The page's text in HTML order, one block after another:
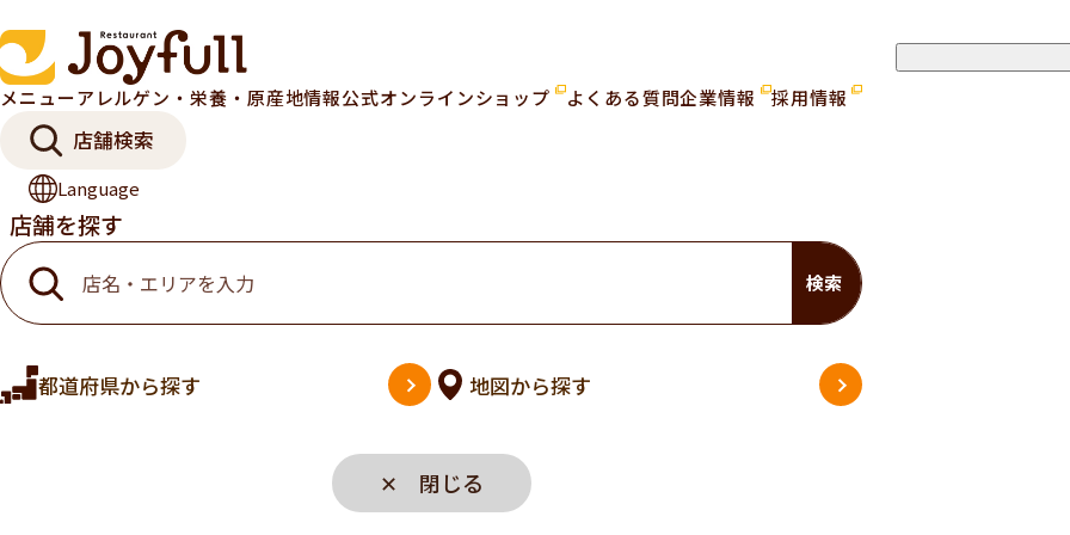
メニューアレルゲン・栄養・原産地情報公式オンラインショップ よくある質問企業情報 採用情報
店舗検索
Language
店舗を探す
検索
都道府県から探す 地図から探す
✕ 閉じる